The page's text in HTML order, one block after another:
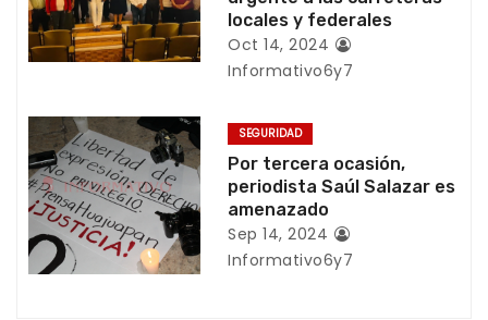
n
r
a
d
a
locales y federales
Oct 14, 2024
Informativo6y7
SEGURIDAD
Por tercera ocasión,
periodista Saúl Salazar es
amenazado
Sep 14, 2024
Informativo6y7